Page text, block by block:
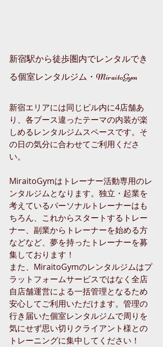
新宿駅から徒歩圏内でレンタルでき
る個室レンタルジム・MiraitoGym
新宿エリアには同じビル内に4店舗あ
り、各ブース違ったテーマの内装が楽
しめるレンタルジムスペースです。そ
の日の気分に合わせてご利用くださ
い。
MiraitoGymはトレーナー活動専用のレ
ンタルジムとなります。独立・起業を
考えているパーソナルトレーナーはも
ちろん、これからスタートするトレー
ナー、副業からトレーナーを始める方
などなど、夢を持ったトレーナーを募
集しております！
また、MiraitoGymのレンタルジムはプ
ラットフォームサービスではなく全店
自店舗運営による一括管理となるため
安心してご利用いただけます。管理の
行き届いた個室レンタルジムで周りを
気にせず思い切りクライアント様との
トレーニングに集中してください！